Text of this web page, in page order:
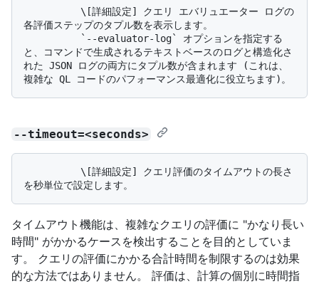
各評価ステップのタプル数を表示します。
と、コマンドで生成されるテキストベースのログと構造化さ
れた JSON ログの両方にタプル数が含まれます (これは、
--timeout=<seconds>
タイムアウト機能は、複雑なクエリの評価に "かなり長い
時間" がかかるケースを検出することを目的としていま
す。 クエリの評価にかかる合計時間を制限するのは効果
的な方法ではありません。 評価は、計算の個別に時間指